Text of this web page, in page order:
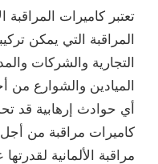
تعتبر كاميرات المراقبة
المراقبة التي يمكن
التجارية والشركات
الميادين والشوارع
أي حوادث إرهابية قد
كاميرات مراقبة من أجل
مراقبة الألمانية